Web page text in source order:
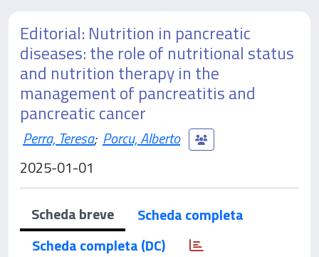
Editorial: Nutrition in pancreatic
diseases: the role of nutritional status
and nutrition therapy in the
management of pancreatitis and
pancreatic cancer
Perra, Teresa; Porcu, Alberto
2025-01-01
Scheda breve
Scheda completa
Scheda completa (DC)